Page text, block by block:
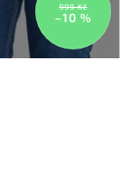
999 Kč
–10 %